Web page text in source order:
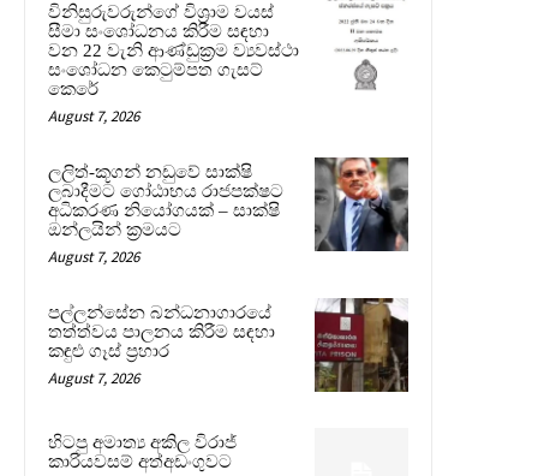
විනිසුරුවරුන්ගේ විශ්‍රාම වයස්
සීමා සංශෝධනය කිරීම සඳහා
වන 22 වැනි ආණ්ඩුක්‍රම ව්‍යවස්ථා
සංශෝධන කෙටුම්පත ගැසට්
කෙරේ
August 7, 2026
ලලිත්-කූගන් නඩුවේ සාක්ෂි
ලබාදීමට ගෝඨාභය රාජපක්ෂට
අධිකරණ නියෝගයක් – සාක්ෂි
ඔන්ලයින් ක්‍රමයට
August 7, 2026
පල්ලන්සේන බන්ධනාගාරයේ
තත්ත්වය පාලනය කිරීම සඳහා
කඳුළු ගෑස් ප්‍රහාර
August 7, 2026
හිටපු අමාත්‍ය අකිල විරාජ්
කාරියවසම් අත්අඩංගුවට